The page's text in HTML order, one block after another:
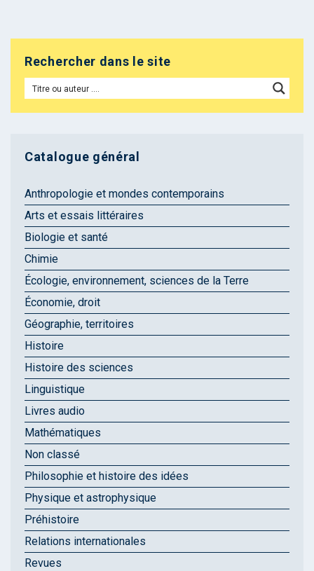
Rechercher dans le site
Catalogue général
Anthropologie et mondes contemporains
Arts et essais littéraires
Biologie et santé
Chimie
Écologie, environnement, sciences de la Terre
Économie, droit
Géographie, territoires
Histoire
Histoire des sciences
Linguistique
Livres audio
Mathématiques
Non classé
Philosophie et histoire des idées
Physique et astrophysique
Préhistoire
Relations internationales
Revues